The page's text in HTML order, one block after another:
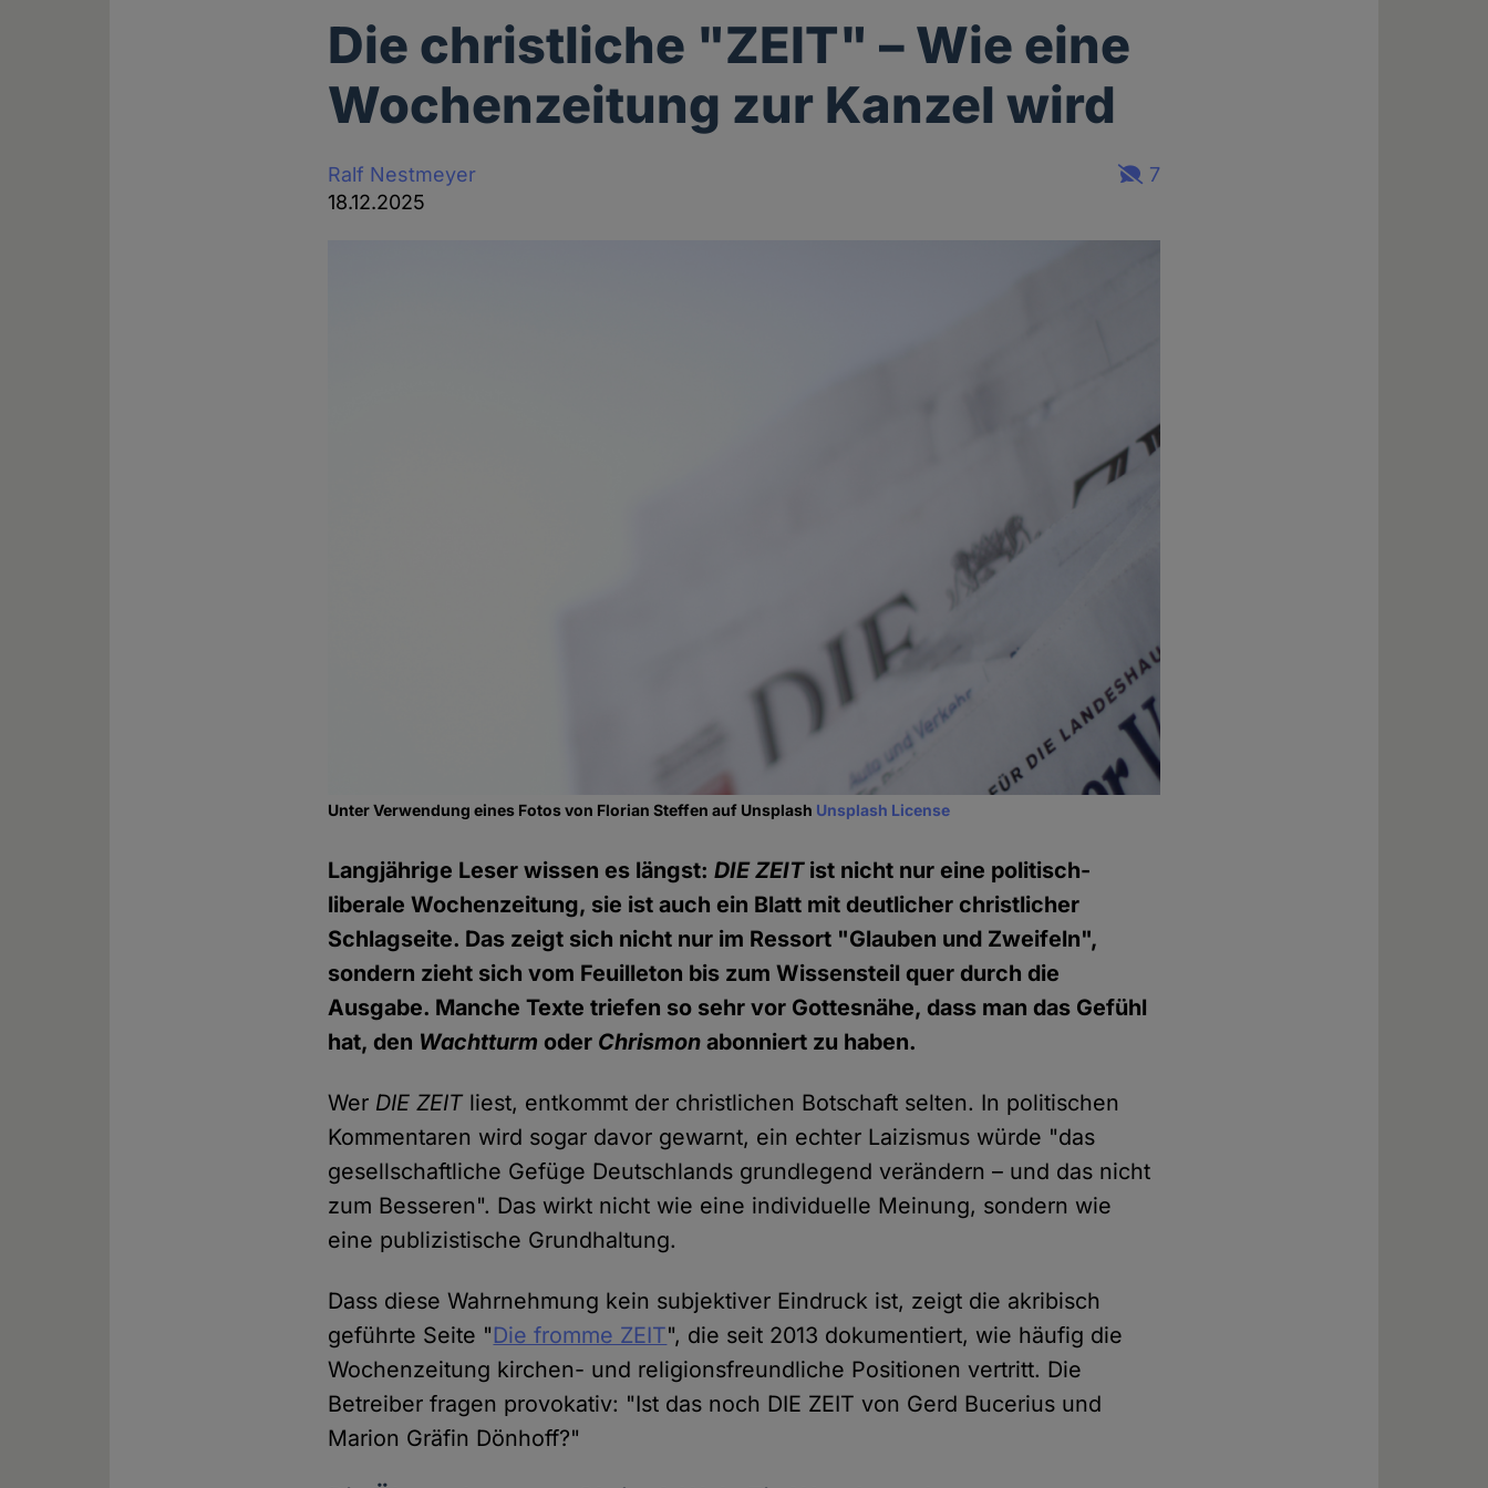
Die christliche "ZEIT" – Wie eine
Wochenzeitung zur Kanzel wird
Ralf Nestmeyer
18.12.2025
7
Unter Verwendung eines Fotos von Florian Steffen auf Unsplash Unsplash License
Langjährige Leser wissen es längst:DIE ZEITist nicht nur eine politisch-
liberale Wochenzeitung, sie ist auch ein Blatt mit deutlicher christlicher
Schlagseite. Das zeigt sich nicht nur im Ressort "Glauben und Zweifeln",
sondern zieht sich vom Feuilleton bis zum Wissensteil quer durch die
Ausgabe. Manche Texte triefen so sehr vor Gottesnähe, dass man das Gefühl
hat, den Wachtturm oder Chrismon abonniert zu haben.
Wer DIE ZEIT liest, entkommt der christlichen Botschaft selten. In politischen
Kommentaren wird sogar davor gewarnt, ein echter Laizismus würde "das
gesellschaftliche Gefüge Deutschlands grundlegend verändern – und das nicht
zum Besseren". Das wirkt nicht wie eine individuelle Meinung, sondern wie
eine publizistische Grundhaltung.
Dass diese Wahrnehmung kein subjektiver Eindruck ist, zeigt die akribisch
geführte Seite "Die fromme ZEIT", die seit 2013 dokumentiert, wie häufig die
Wochenzeitung kirchen- und religionsfreundliche Positionen vertritt. Die
Betreiber fragen provokativ: "Ist das noch DIE ZEIT von Gerd Bucerius und
Marion Gräfin Dönhoff?"